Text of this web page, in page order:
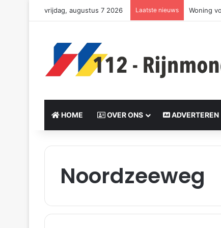
vrijdag, augustus 7 2026 Laatste nieuws Woning
HOME OVER ONS ADVERTEREN
Noordzeeweg